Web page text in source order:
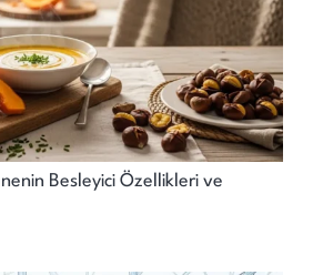
Besleyici Özellikleri ve